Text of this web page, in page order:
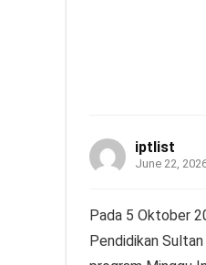
iptlist
June 22,
Pada 5 Oktober
Pendidikan